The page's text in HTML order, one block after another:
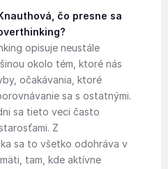
čo presne sa
opisuje neustále
okolo tém, ktoré nás
očakávania, ktoré
sa s ostatnými.
sa tieto veci často
Z
sa to všetko odohráva v
tam, kde aktívne